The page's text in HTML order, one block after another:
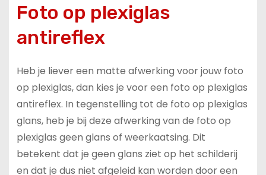
Foto op plexiglas
antireflex
Heb je liever een matte afwerking voor jouw foto
op plexiglas, dan kies je voor een foto op plexiglas
antireflex. In tegenstelling tot de foto op plexiglas
glans, heb je bij deze afwerking van de foto op
plexiglas geen glans of weerkaatsing. Dit
betekent dat je geen glans ziet op het schilderij
en dat je dus niet afgeleid kan worden door een